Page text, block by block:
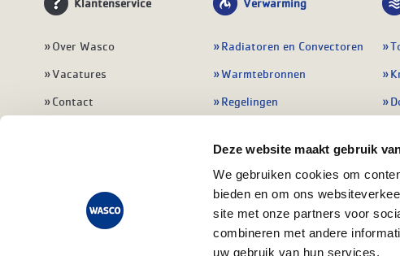
Deze website maakt gebruik
We gebruiken cookies om
bieden en om ons
site met onze partners voor
combineren met andere
uw gebruik van hun services.
Over Wasco
Vacatures
Contact
Veelgestelde vragen
Radiatoren en Convectoren
Warmtebronnen
Regelingen
Leidingwerk
Warmwatertoestellen
Alle verwarming